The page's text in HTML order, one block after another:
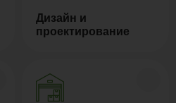
Дизайн и
проектирование